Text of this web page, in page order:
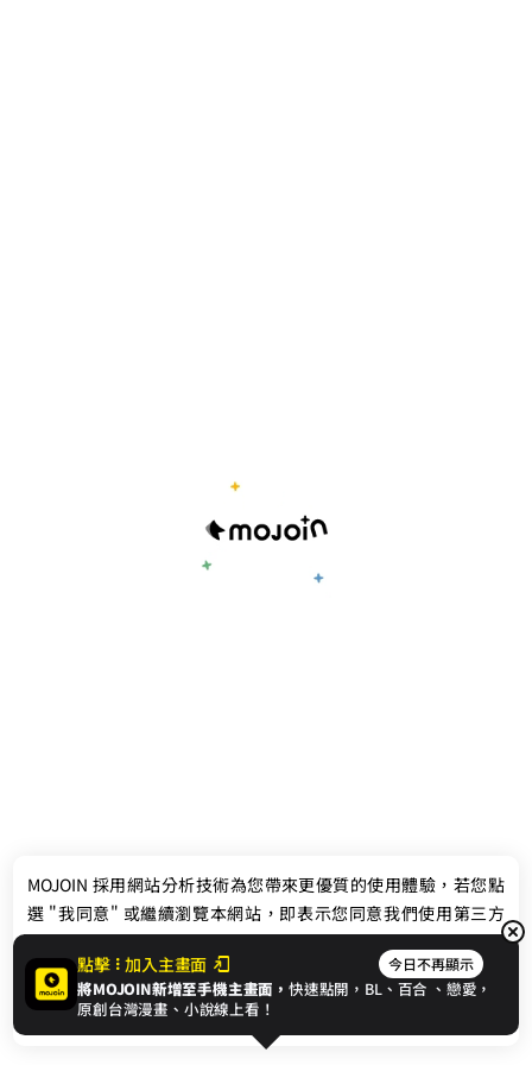
聯絡我們
© 2024 gamania Digital Entertainment Co., Ltd.
點擊 加入主畫面 今日不再顯示
將MOJOIN新增至手機主畫面，快速點開，BL、 百合 、戀愛，
原創台灣漫畫、小說線上看！
MOJOIN 採用網站分析技術為您帶來更優質的使用體驗，若您點
選 "我同意" 或繼續瀏覽本網站，即表示您同意我們使用第三方
Cookie，欲瞭解更多資訊請見隱私權政策。
我同意